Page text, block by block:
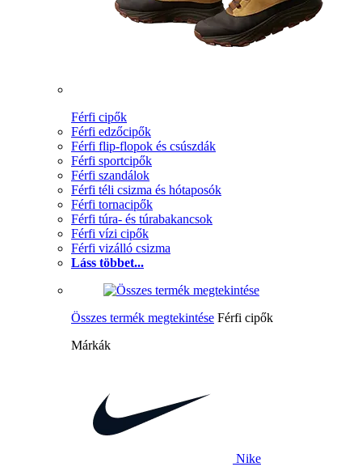
Férfi cipők
Férfi edzőcipők
Férfi flip-flopok és csúszdák
Férfi sportcipők
Férfi szandálok
Férfi téli csizma és hótaposók
Férfi tornacipők
Férfi túra- és túrabakancsok
Férfi vízi cipők
Férfi vizálló csizma
Láss többet...
Összes termék megtekintése Férfi cipők
Márkák
Nike